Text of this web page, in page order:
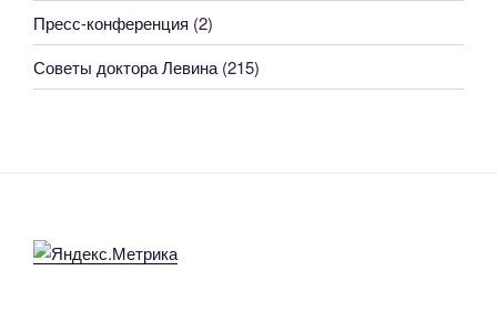
Пресс-конференция (2)
Советы доктора Левина (215)